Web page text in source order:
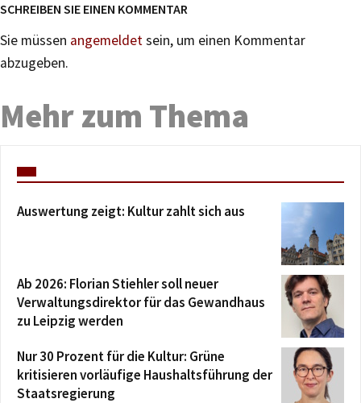
SCHREIBEN SIE EINEN KOMMENTAR
Sie müssen angemeldetsein, um einen Kommentar
abzugeben.
Mehr zum Thema
Auswertung zeigt: Kultur zahlt sich aus
Ab 2026: Florian Stiehler soll neuer
Verwaltungsdirektor für das Gewandhaus
zu Leipzig werden
Nur 30 Prozent für die Kultur: Grüne
kritisieren vorläufige Haushaltsführung der
Staatsregierung